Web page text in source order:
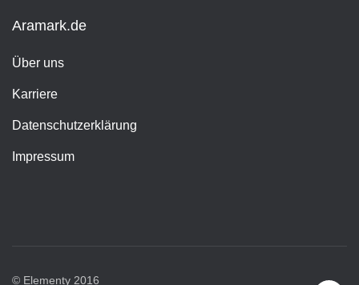
Aramark.de
Über uns
Karriere
Datenschutzerklärung
Impressum
© Elementy 2016